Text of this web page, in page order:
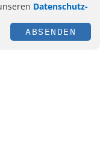
Datenschutz-
ABSENDEN